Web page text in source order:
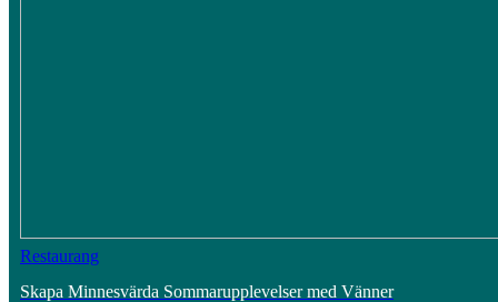
Restaurang
Skapa Minnesvärda Sommarupplevelser med Vänner